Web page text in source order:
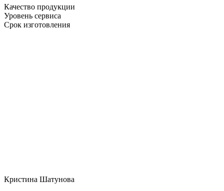
Качество продукции
Уровень сервиса
Срок изготовления
Кристина Шатунова